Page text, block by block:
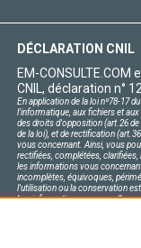
DÉCLARATION CNIL
EM-CONSULTE.COM
CNIL, déclaration n°
En application de la loi nº78-17
l'informatique, aux fichiers et
des droits d'opposition (art.26 de
de la loi), et de rectification
vous concernant. Ainsi, vous
rectifiées, complétées,
les informations vous
incomplètes, équivoques,
l'utilisation ou la conservation est
Les informations personnelles